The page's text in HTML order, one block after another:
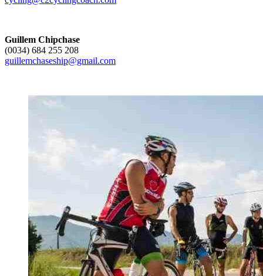
Guillem Chipchase
(0034) 684 255 208
guillemchaseship@gmail.com